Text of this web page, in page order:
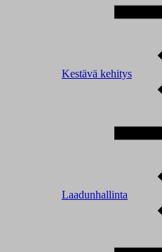
Kestävä kehitys
Laadunhallinta